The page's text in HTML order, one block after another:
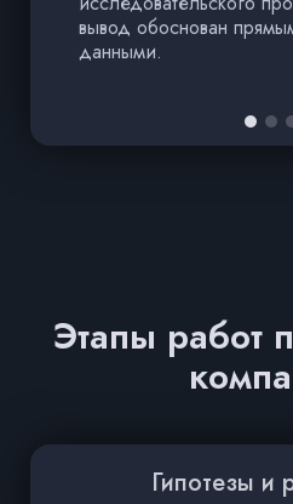
вывод обоснован
данными.
Этапы работ
Гипотезы и